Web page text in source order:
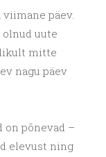
päev.
olnud uute
mitte
nagu päev
on põnevad –
elevust ning